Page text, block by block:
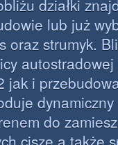
działki
lub już
oraz strumyk.
autostradowej
jak i
do
ciszę a także